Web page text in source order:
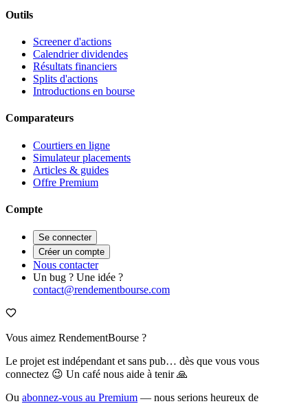
Outils
Screener d'actions
Calendrier dividendes
Résultats financiers
Splits d'actions
Introductions en bourse
Comparateurs
Courtiers en ligne
Simulateur placements
Articles & guides
Offre Premium
Compte
Se connecter
Créer un compte
Nous contacter
Un bug ? Une idée ?
contact@rendementbourse.com
Vous aimez RendementBourse ?
Le projet est indépendant et sans pub… dès que vous vous
connectez 😉 Un café nous aide à tenir 🙏
Ou abonnez-vous au Premium — nous serions heureux de